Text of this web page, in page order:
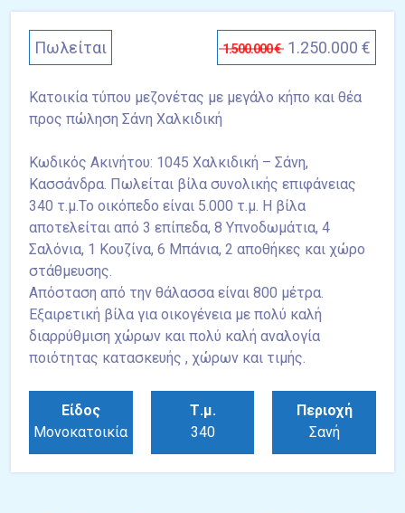
Πωλείται 1.500.000 €1.250.000 €
Κατοικία τύπου μεζονέτας με μεγάλο κήπο και θέα
προς πώληση Σάνη Χαλκιδική
Κωδικός Ακινήτου: 1045 Χαλκιδική – Σάνη,
Κασσάνδρα. Πωλείται βίλα συνολικής επιφάνειας
340 τ.μ.Το οικόπεδο είναι 5.000 τ.μ. Η βίλα
αποτελείται από 3 επίπεδα, 8 Υπνοδωμάτια, 4
Σαλόνια, 1 Κουζίνα, 6 Μπάνια, 2 αποθήκες και χώρο
στάθμευσης.
Απόσταση από την θάλασσα είναι 800 μέτρα.
Εξαιρετική βίλα για οικογένεια με πολύ καλή
διαρρύθμιση χώρων και πολύ καλή αναλογία
ποιότητας κατασκευής , χώρων και τιμής.
Είδος
Μονοκατοικία
Τ.μ.
340
Περιοχή
Σανή